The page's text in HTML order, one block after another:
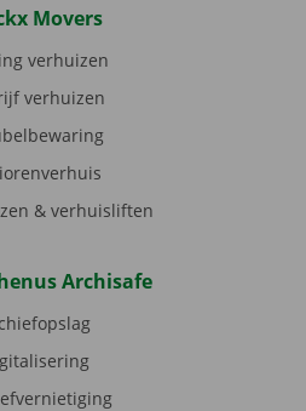
Movers
verhuizen
verhuizen
& verhuisliften
Archisafe